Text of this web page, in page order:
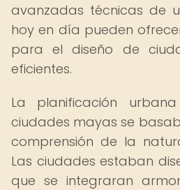
avanzadas técnicas de
hoy en día pueden
para el diseño de
eficientes.
La planificación
ciudades mayas se
comprensión de la
Las ciudades estaban
que se integraran